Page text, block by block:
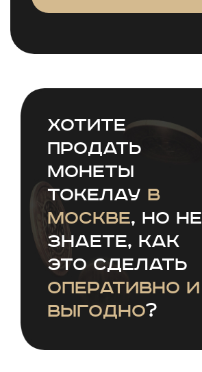
Хотите
продать
монеты
Токелау в
Москве, но не
знаете, как
это сделать
оперативно и
выгодно?